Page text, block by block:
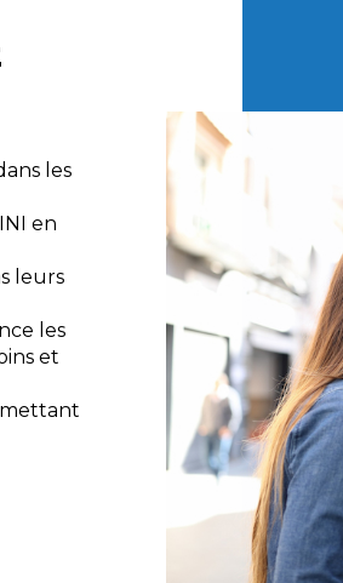
les
en
leurs
les
et